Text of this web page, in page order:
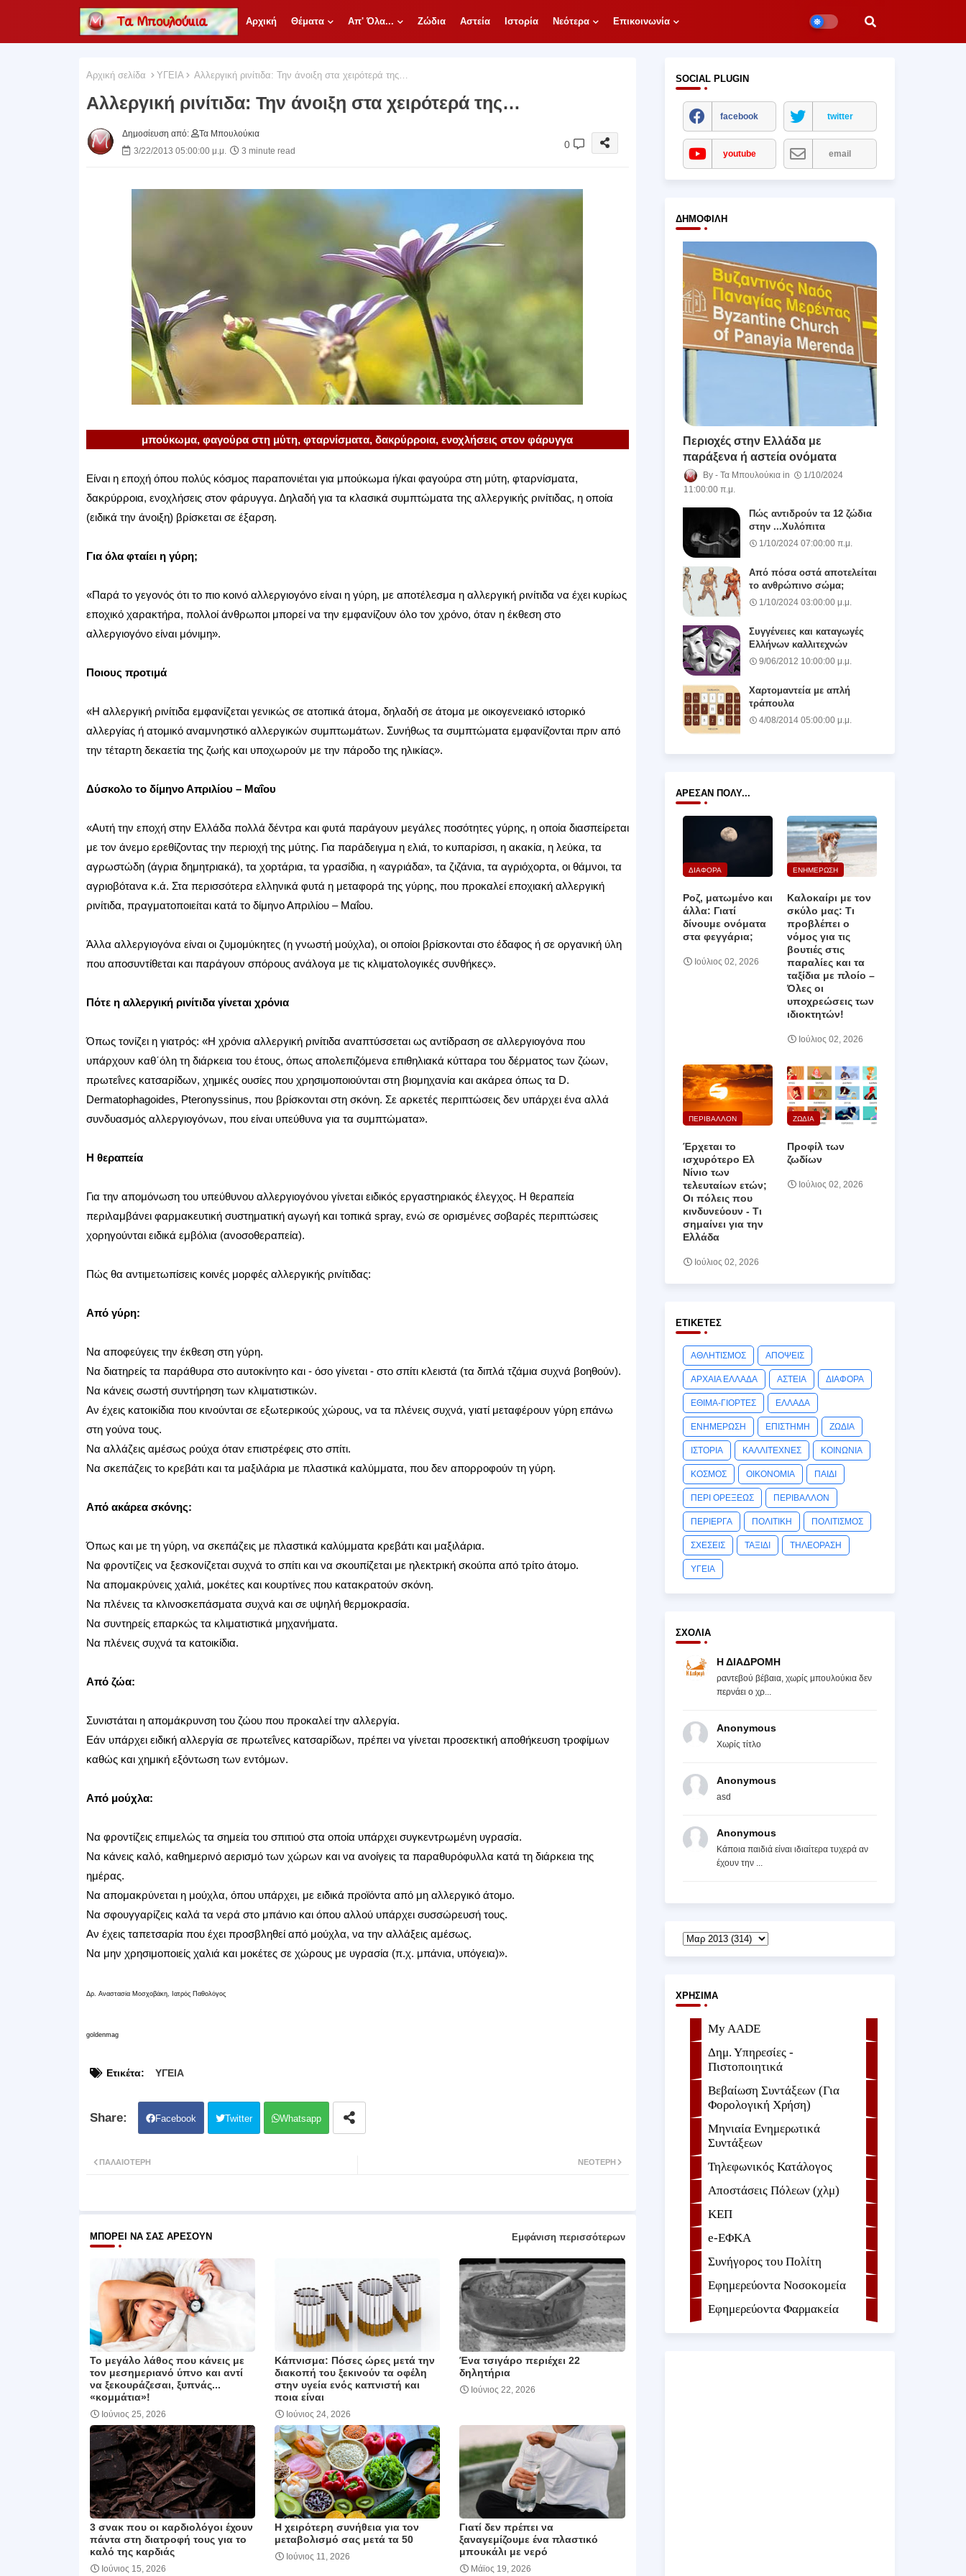
Αρχική Θέματα Απ' Όλα... Ζώδια Αστεία Ιστορία Νεότερα Επικοινωνία
Αρχική σελίδα ΥΓΕΙΑ Αλλεργική ρινίτιδα: Την άνοιξη στα χειρότερά της…
Αλλεργική ρινίτιδα: Την άνοιξη στα χειρότερά της…
Δημοσίευση από:
Τα Μπουλούκια
3/22/2013 05:00:00 μ.μ.
3 minute read
0
μπούκωμα, φαγούρα στη μύτη, φταρνίσματα, δακρύρροια, ενοχλήσεις στον φάρυγγα
Είναι η εποχή όπου πολύς κόσμος παραπονιέται για μπούκωμα ή/και φαγούρα στη μύτη, φταρνίσματα,
δακρύρροια, ενοχλήσεις στον φάρυγγα. Δηλαδή για τα κλασικά συμπτώματα της αλλεργικής ρινίτιδας, η οποία
(ειδικά την άνοιξη) βρίσκεται σε έξαρση.
Για όλα φταίει η γύρη;
«Παρά το γεγονός ότι το πιο κοινό αλλεργιογόνο είναι η γύρη, με αποτέλεσμα η αλλεργική ρινίτιδα να έχει κυρίως
εποχικό χαρακτήρα, πολλοί άνθρωποι μπορεί να την εμφανίζουν όλο τον χρόνο, όταν η έκθεση στο
αλλεργιογόνο είναι μόνιμη».
Ποιους προτιμά
«Η αλλεργική ρινίτιδα εμφανίζεται γενικώς σε ατοπικά άτομα, δηλαδή σε άτομα με οικογενειακό ιστορικό
αλλεργίας ή ατομικό αναμνηστικό αλλεργικών συμπτωμάτων. Συνήθως τα συμπτώματα εμφανίζονται πριν από
την τέταρτη δεκαετία της ζωής και υποχωρούν με την πάροδο της ηλικίας».
Δύσκολο το δίμηνο Απριλίου – Μαΐου
«Αυτή την εποχή στην Ελλάδα πολλά δέντρα και φυτά παράγουν μεγάλες ποσότητες γύρης, η οποία διασπείρεται
με τον άνεμο ερεθίζοντας την περιοχή της μύτης. Για παράδειγμα η ελιά, το κυπαρίσσι, η ακακία, η λεύκα, τα
αγρωστώδη (άγρια δημητριακά), τα χορτάρια, τα γρασίδια, η «αγριάδα», τα ζιζάνια, τα αγριόχορτα, οι θάμνοι, τα
αγριοβότανα κ.ά. Στα περισσότερα ελληνικά φυτά η μεταφορά της γύρης, που προκαλεί εποχιακή αλλεργική
ρινίτιδα, πραγματοποιείται κατά το δίμηνο Απριλίου – Μαΐου.
Άλλα αλλεργιογόνα είναι οι ζυμομύκητες (η γνωστή μούχλα), οι οποίοι βρίσκονται στο έδαφος ή σε οργανική ύλη
που αποσυντίθεται και παράγουν σπόρους ανάλογα με τις κλιματολογικές συνθήκες».
Πότε η αλλεργική ρινίτιδα γίνεται χρόνια
Όπως τονίζει η γιατρός: «Η χρόνια αλλεργική ρινίτιδα αναπτύσσεται ως αντίδραση σε αλλεργιογόνα που
υπάρχουν καθ΄όλη τη διάρκεια του έτους, όπως απολεπιζόμενα επιθηλιακά κύτταρα του δέρματος των ζώων,
πρωτεΐνες κατσαρίδων, χημικές ουσίες που χρησιμοποιούνται στη βιομηχανία και ακάρεα όπως τα D.
Dermatophagoides, Pteronyssinus, που βρίσκονται στη σκόνη. Σε αρκετές περιπτώσεις δεν υπάρχει ένα αλλά
συνδυασμός αλλεργιογόνων, που είναι υπεύθυνα για τα συμπτώματα».
Η θεραπεία
Για την απομόνωση του υπεύθυνου αλλεργιογόνου γίνεται ειδικός εργαστηριακός έλεγχος. Η θεραπεία
περιλαμβάνει φαρμακευτική συστηματική αγωγή και τοπικά spray, ενώ σε ορισμένες σοβαρές περιπτώσεις
χορηγούνται ειδικά εμβόλια (ανοσοθεραπεία).
Πώς θα αντιμετωπίσεις κοινές μορφές αλλεργικής ρινίτιδας:
Από γύρη:
Να αποφεύγεις την έκθεση στη γύρη.
Να διατηρείς τα παράθυρα στο αυτοκίνητο και - όσο γίνεται - στο σπίτι κλειστά (τα διπλά τζάμια συχνά βοηθούν).
Να κάνεις σωστή συντήρηση των κλιματιστικών.
Αν έχεις κατοικίδια που κινούνται σε εξωτερικούς χώρους, να τα πλένεις συχνά, γιατί μεταφέρουν γύρη επάνω
στη γούνα τους.
Να αλλάζεις αμέσως ρούχα όταν επιστρέφεις στο σπίτι.
Να σκεπάζεις το κρεβάτι και τα μαξιλάρια με πλαστικά καλύμματα, που δεν απορροφούν τη γύρη.
Από ακάρεα σκόνης:
Όπως και με τη γύρη, να σκεπάζεις με πλαστικά καλύμματα κρεβάτι και μαξιλάρια.
Να φροντίζεις να ξεσκονίζεται συχνά το σπίτι και να σκουπίζεται με ηλεκτρική σκούπα από τρίτο άτομο.
Να απομακρύνεις χαλιά, μοκέτες και κουρτίνες που κατακρατούν σκόνη.
Να πλένεις τα κλινοσκεπάσματα συχνά και σε υψηλή θερμοκρασία.
Να συντηρείς επαρκώς τα κλιματιστικά μηχανήματα.
Να πλένεις συχνά τα κατοικίδια.
Από ζώα:
Συνιστάται η απομάκρυνση του ζώου που προκαλεί την αλλεργία.
Εάν υπάρχει ειδική αλλεργία σε πρωτεΐνες κατσαρίδων, πρέπει να γίνεται προσεκτική αποθήκευση τροφίμων
καθώς και χημική εξόντωση των εντόμων.
Από μούχλα:
Να φροντίζεις επιμελώς τα σημεία του σπιτιού στα οποία υπάρχει συγκεντρωμένη υγρασία.
Να κάνεις καλό, καθημερινό αερισμό των χώρων και να ανοίγεις τα παραθυρόφυλλα κατά τη διάρκεια της
ημέρας.
Να απομακρύνεται η μούχλα, όπου υπάρχει, με ειδικά προϊόντα από μη αλλεργικό άτομο.
Να σφουγγαρίζεις καλά τα νερά στο μπάνιο και όπου αλλού υπάρχει συσσώρευσή τους.
Αν έχεις ταπετσαρία που έχει προσβληθεί από μούχλα, να την αλλάξεις αμέσως.
Να μην χρησιμοποιείς χαλιά και μοκέτες σε χώρους με υγρασία (π.χ. μπάνια, υπόγεια)».
Δρ. Αναστασία Μοσχοβάκη, Ιατρός Παθολόγος
goldenmag
Ετικέτα: ΥΓΕΙΑ
Facebook Twitter Whatsapp
ΝΕΌΤΕΡΗ
ΠΑΛΑΙΌΤΕΡΗ
ΜΠΟΡΕΊ ΝΑ ΣΑΣ ΑΡΈΣΟΥΝ Εμφάνιση περισσότερων
Το μεγάλο λάθος που κάνεις με
τον μεσημεριανό ύπνο και αντί
να ξεκουράζεσαι, ξυπνάς...
«κομμάτια»!
Ιούνιος 25, 2026
Κάπνισμα: Πόσες ώρες μετά την
διακοπή του ξεκινούν τα οφέλη
στην υγεία ενός καπνιστή και
ποια είναι
Ιούνιος 24, 2026
Ένα τσιγάρο περιέχει 22
δηλητήρια
Ιούνιος 22, 2026
3 σνακ που οι καρδιολόγοι έχουν
πάντα στη διατροφή τους για το
καλό της καρδιάς
Ιούνιος 15, 2026
Η χειρότερη συνήθεια για τον
μεταβολισμό σας μετά τα 50
Ιούνιος 11, 2026
Γιατί δεν πρέπει να
ξαναγεμίζουμε ένα πλαστικό
μπουκάλι με νερό
Μάϊος 19, 2026
SOCIAL PLUGIN
facebook twitter
youtube email
ΔΗΜΟΦΙΛΉ
Περιοχές στην Ελλάδα με
παράξενα ή αστεία ονόματα
Τα Μπουλούκια
1/10/2024
11:00:00 π.μ.
Πώς αντιδρούν τα 12 ζώδια
στην ...Χυλόπιτα
1/10/2024 07:00:00 π.μ.
Από πόσα οστά αποτελείται
το ανθρώπινο σώμα;
1/10/2024 03:00:00 μ.μ.
Συγγένειες και καταγωγές
Ελλήνων καλλιτεχνών
9/06/2012 10:00:00 μ.μ.
Χαρτομαντεία με απλή
τράπουλα
4/08/2014 05:00:00 μ.μ.
ΆΡΕΣΑΝ ΠΟΛΎ...
ΔΙΑΦΟΡΑ
Ροζ, ματωμένο και
άλλα: Γιατί
δίνουμε ονόματα
στα φεγγάρια;
Ιούλιος 02, 2026
ΕΝΗΜΕΡΩΣΗ
Καλοκαίρι με τον
σκύλο μας: Τι
προβλέπει ο
νόμος για τις
βουτιές στις
παραλίες και τα
ταξίδια με πλοίο –
Όλες οι
υποχρεώσεις των
ιδιοκτητών!
Ιούλιος 02, 2026
ΠΕΡΙΒΑΛΛΟΝ
Έρχεται το
ισχυρότερο Ελ
Νίνιο των
τελευταίων ετών;
Οι πόλεις που
κινδυνεύουν ‑ Τι
σημαίνει για την
Ελλάδα
Ιούλιος 02, 2026
ΖΩΔΙΑ
Προφίλ των
ζωδίων
Ιούλιος 02, 2026
ΕΤΙΚΈΤΕΣ
ΑΘΛΗΤΙΣΜΟΣ ΑΠΟΨΕΙΣ
ΑΡΧΑΙΑ ΕΛΛΑΔΑ ΑΣΤΕΙΑ ΔΙΑΦΟΡΑ
ΕΘΙΜΑ-ΓΙΟΡΤΕΣ ΕΛΛΑΔΑ
ΕΝΗΜΕΡΩΣΗ ΕΠΙΣΤΗΜΗ ΖΩΔΙΑ
ΙΣΤΟΡΙΑ ΚΑΛΛΙΤΕΧΝΕΣ ΚΟΙΝΩΝΙΑ
ΚΟΣΜΟΣ ΟΙΚΟΝΟΜΙΑ ΠΑΙΔΙ
ΠΕΡΙ ΟΡΕΞΕΩΣ ΠΕΡΙΒΑΛΛΟΝ
ΠΕΡΙΕΡΓΑ ΠΟΛΙΤΙΚΗ ΠΟΛΙΤΙΣΜΟΣ
ΣΧΕΣΕΙΣ ΤΑΞΙΔΙ ΤΗΛΕΟΡΑΣΗ
ΥΓΕΙΑ
ΣΧΌΛΙΑ
Η ΔΙΑΔΡΟΜΗ
ραντεβού βέβαια, χωρίς μπουλούκια δεν
περνάει ο χρ...
Anonymous
Χωρίς τίτλο
Anonymous
asd
Anonymous
Κάποια παιδιά είναι ιδιαίτερα τυχερά αν
έχουν την ...
ΧΡΉΣΙΜΑ
My AADE
Δημ. Υπηρεσίες -
Πιστοποιητικά
Βεβαίωση Συντάξεων (Για
Φορολογική Χρήση)
Μηνιαία Ενημερωτικά
Συντάξεων
Τηλεφωνικός Κατάλογος
Αποστάσεις Πόλεων (χλμ)
ΚΕΠ
e-ΕΦKA
Συνήγορος του Πολίτη
Εφημερεύοντα Νοσοκομεία
Εφημερεύοντα Φαρμακεία